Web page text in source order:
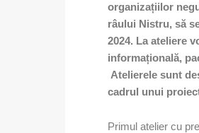
organizațiilor
râului Nistru, să
2024. La ateliere
informațională,
Atelierele sunt
cadrul unui
Primul atelier cu